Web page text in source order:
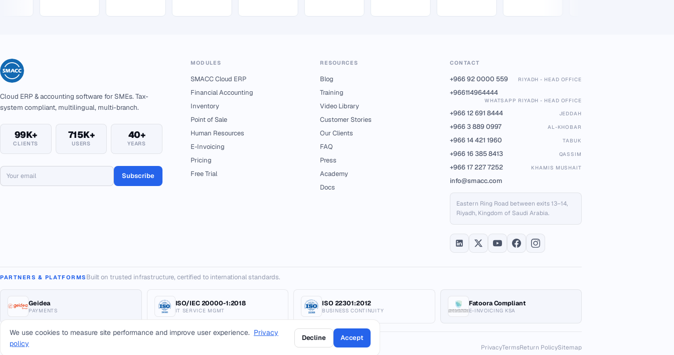
Cloud ERP & accounting software for SMEs. Tax-
system compliant, multilingual, multi-branch.
99K+
CLIENTS
715K+
USERS
40+
YEARS
Subscribe
MODULES
SMACC Cloud ERP
Financial Accounting
Inventory
Point of Sale
Human Resources
E-Invoicing
Pricing
Free Trial
RESOURCES
Blog
Training
Video Library
Customer Stories
Our Clients
FAQ
Press
Academy
Docs
CONTACT
+966 92 0000 559 RIYADH - HEAD OFFICE
+966114964444
WHATSAPP RIYADH - HEAD OFFICE
+966 12 691 8444 JEDDAH
+966 3 889 0997 AL-KHOBAR
+966 14 421 1960 TABUK
+966 16 385 8413 QASSIM
+966 17 227 7252 KHAMIS MUSHAIT
info@smacc.com
Eastern Ring Road between exits 13–14,
Riyadh, Kingdom of Saudi Arabia.
PARTNERS & PLATFORMS Built on trusted infrastructure, certified to international standards.
Geidea
PAYMENTS
ISO/IEC 20000-1:2018
IT SERVICE MGMT
ISO 22301:2012
BUSINESS CONTINUITY
Fatoora Compliant
E-INVOICING KSA
© 2026 Arab Sea Information Systems Co. All rights reserved. PrivacyTermsReturn PolicySitemap
We use cookies to measure site performance and improve user experience. Privacy
policy
Decline Accept